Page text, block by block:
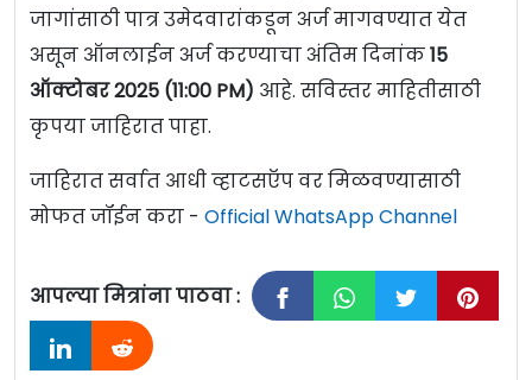
जागांसाठी पात्र उमेदवारांकडून अर्ज मागवण्यात येत
असून ऑनलाईन अर्ज करण्याचा अंतिम दिनांक15
ऑक्टोबर 2025 (11:00 PM) आहे. सविस्तर माहितीसाठी
कृपया जाहिरात पाहा.
जाहिरात सर्वात आधी व्हाटसऍप वर मिळवण्यासाठी
मोफत जॉईन करा - Official WhatsApp Channel
आपल्या मित्रांना पाठवा :